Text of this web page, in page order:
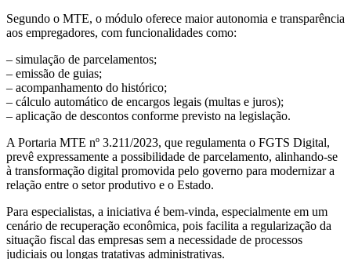
Segundo o MTE, o módulo oferece maior autonomia e transparência
aos empregadores, com funcionalidades como:
– simulação de parcelamentos;
– emissão de guias;
– acompanhamento do histórico;
– cálculo automático de encargos legais (multas e juros);
– aplicação de descontos conforme previsto na legislação.
A Portaria MTE nº 3.211/2023, que regulamenta o FGTS Digital,
prevê expressamente a possibilidade de parcelamento, alinhando-se
à transformação digital promovida pelo governo para modernizar a
relação entre o setor produtivo e o Estado.
Para especialistas, a iniciativa é bem-vinda, especialmente em um
cenário de recuperação econômica, pois facilita a regularização da
situação fiscal das empresas sem a necessidade de processos
judiciais ou longas tratativas administrativas.